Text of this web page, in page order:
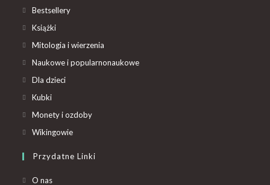
Bestsellery
Książki
Mitologia i wierzenia
Naukowe i popularnonaukowe
Dla dzieci
Kubki
Monety i ozdoby
Wikingowie
Przydatne Linki
O nas